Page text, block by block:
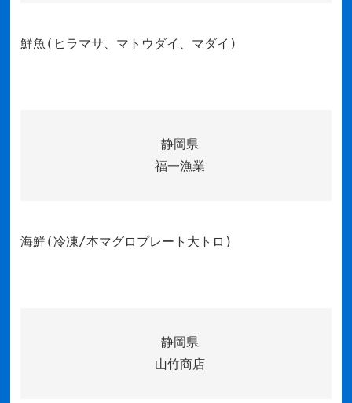
鮮魚(ヒラマサ、マトウダイ、マダイ)
静岡県
福一漁業
海鮮(冷凍/本マグロプレート大トロ)
静岡県
山竹商店